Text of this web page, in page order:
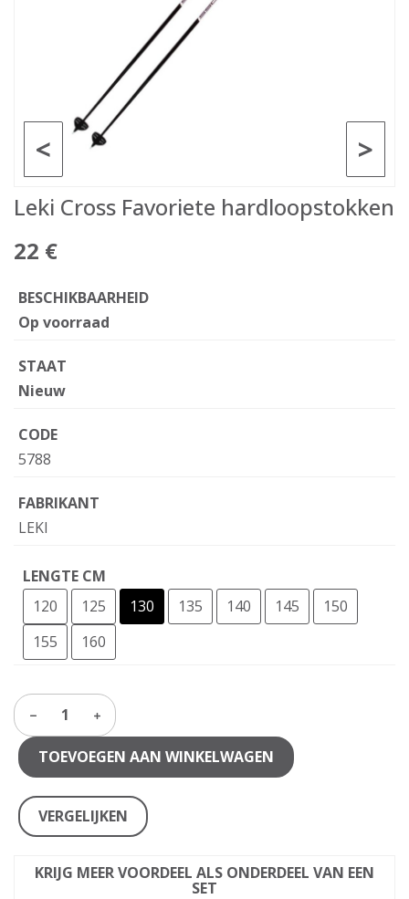
>
<
Leki Cross Favoriete hardloopstokken
22 €
BESCHIKBAARHEID
Op voorraad
STAAT
Nieuw
CODE
5788
FABRIKANT
LEKI
LENGTE CM
120
125 130 135 140 145
150
155
160
1
TOEVOEGEN AAN WINKELWAGEN
VERGELIJKEN
KRIJG MEER VOORDEEL ALS ONDERDEEL VAN EEN
SET